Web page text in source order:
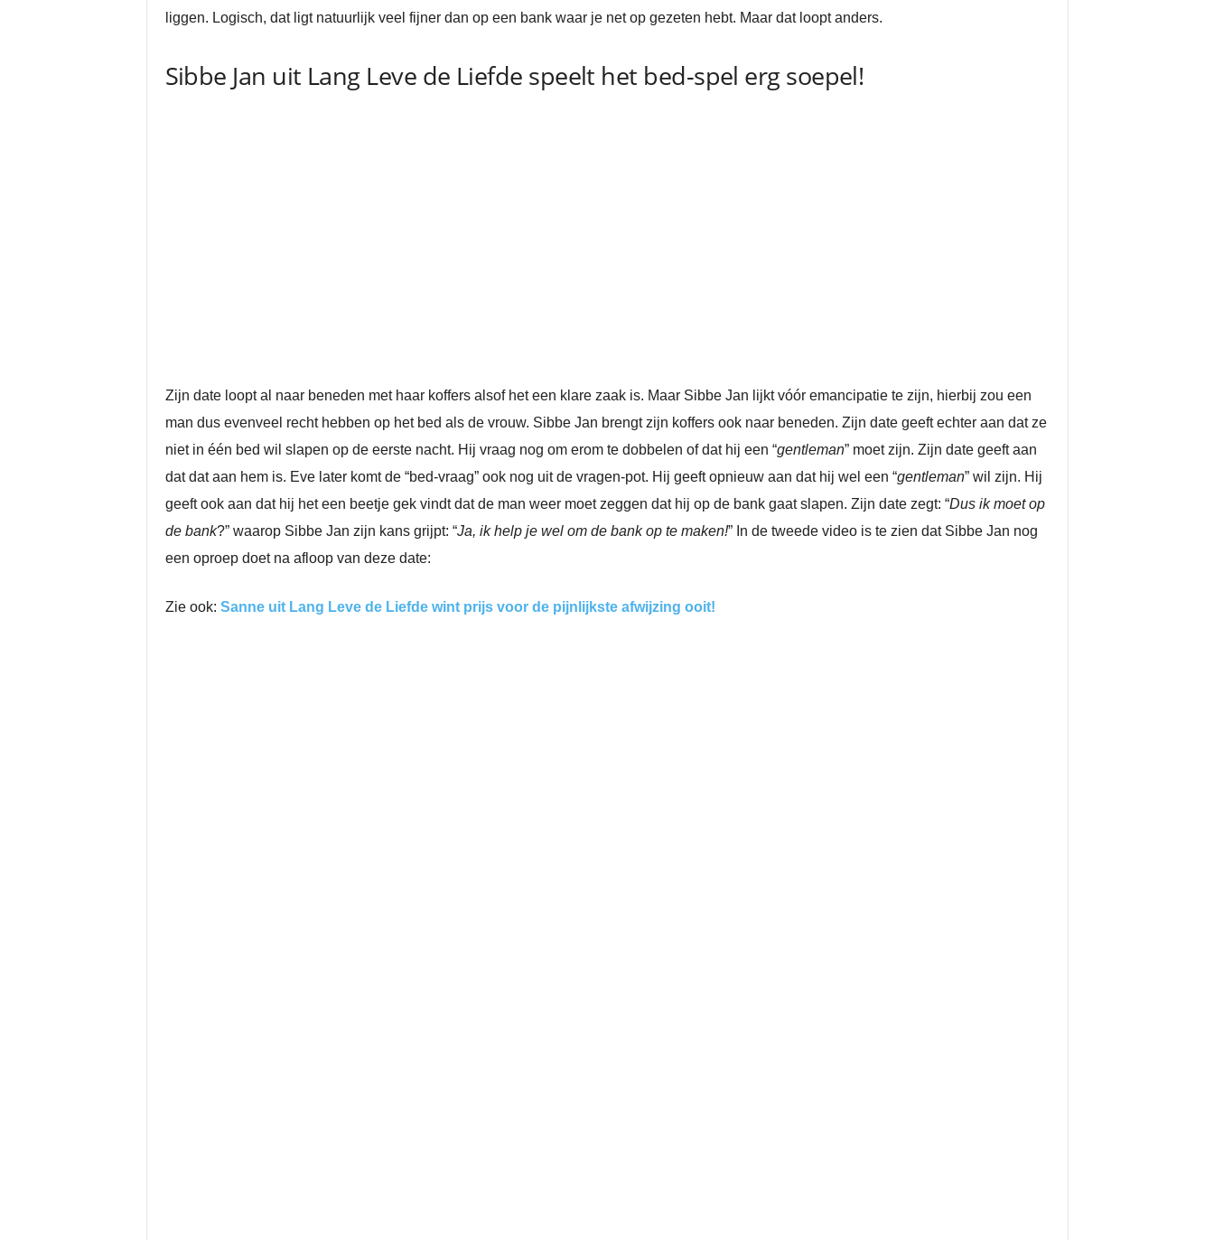
liggen. Logisch, dat ligt natuurlijk veel fijner dan op een bank waar je net op gezeten hebt. Maar dat loopt anders.
Sibbe Jan uit Lang Leve de Liefde speelt het bed-spel erg soepel!
Zijn date loopt al naar beneden met haar koffers alsof het een klare zaak is. Maar Sibbe Jan lijkt vóór emancipatie te zijn, hierbij zou een
man dus evenveel recht hebben op het bed als de vrouw. Sibbe Jan brengt zijn koffers ook naar beneden. Zijn date geeft echter aan dat ze
niet in één bed wil slapen op de eerste nacht. Hij vraag nog om erom te dobbelen of dat hij een “gentleman” moet zijn. Zijn date geeft aan
dat dat aan hem is. Eve later komt de “bed-vraag” ook nog uit de vragen-pot. Hij geeft opnieuw aan dat hij wel een “gentleman” wil zijn. Hij
geeft ook aan dat hij het een beetje gek vindt dat de man weer moet zeggen dat hij op de bank gaat slapen. Zijn date zegt: “Dus ik moet op
de bank?” waarop Sibbe Jan zijn kans grijpt: “Ja, ik help je wel om de bank op te maken!” In de tweede video is te zien dat Sibbe Jan nog
een oproep doet na afloop van deze date:
Zie ook: Sanne uit Lang Leve de Liefde wint prijs voor de pijnlijkste afwijzing ooit!